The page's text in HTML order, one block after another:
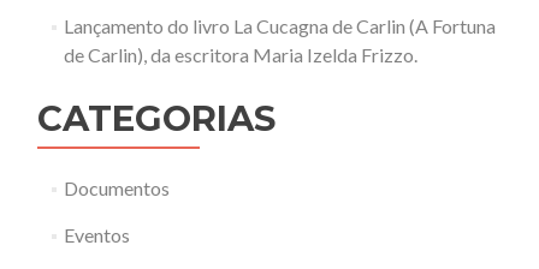
Lançamento do livro La Cucagna de Carlin (A Fortuna
de Carlin), da escritora Maria Izelda Frizzo.
CATEGORIAS
Documentos
Eventos